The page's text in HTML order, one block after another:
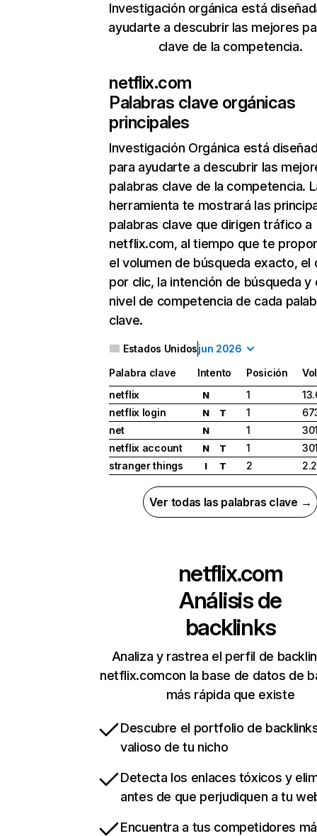
Investigación orgánica está
ayudarte a descubrir las mejores
clave de la competencia.
netflix.com
Palabras clave orgánicas
principales
Investigación Orgánica está
para ayudarte a descubrir las
palabras clave de la competencia.
herramienta te mostrará las
palabras clave que dirigen tráfico a
netflix.com, al tiempo que te
el volumen de búsqueda exacto, el
por clic, la intención de búsqueda y
nivel de competencia de cada
clave.
Estados Unidosjun 2026
Palabra clave Intento Posición
netflix
N 1
netflix login
N T 1
net
N 1
netflix account
N T 1
stranger things
I T 2
Ver todas las palabras clave →
netflix.com
Análisis de
backlinks
Analiza y rastrea el perfil de
netflix.comcon la base de datos de
más rápida que existe
Descubre el portfolio de
valioso de tu nicho
Detecta los enlaces tóxicos y
antes de que perjudiquen a tu
Encuentra a tus competidores